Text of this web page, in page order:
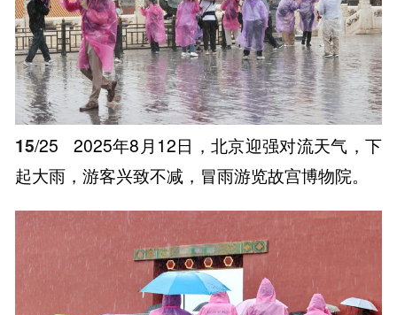
15/25
2025年8月12日，北京迎强对流天气，下
起大雨，游客兴致不减，冒雨游览故宫博物院。